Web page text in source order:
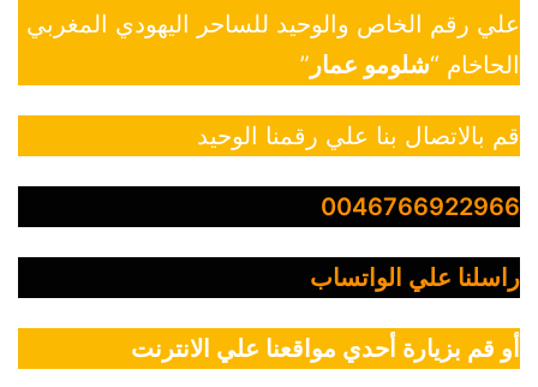
علي رقم الخاص والوحيد للساحر اليهودي المغربي
الحاخام “شلومو عمار ”
قم بالاتصال بنا علي رقمنا الوحيد
0046766922966
راسلنا علي الواتساب
أو قم بزيارة أحدي مواقعنا علي الانترنت